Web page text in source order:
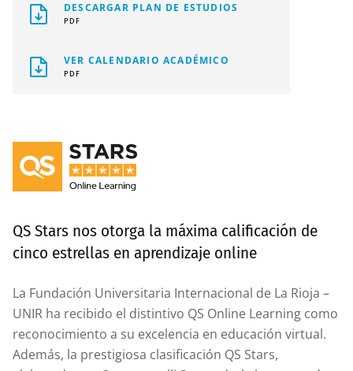
DESCARGAR PLAN DE ESTUDIOS
PDF
VER CALENDARIO ACADÉMICO
PDF
QS Stars nos otorga la máxima calificación de
cinco estrellas en aprendizaje online
La Fundación Universitaria Internacional de La Rioja –
UNIR ha recibido el distintivo QS Online Learning como
reconocimiento a su excelencia en educación virtual.
Además, la prestigiosa clasificación QS Stars,